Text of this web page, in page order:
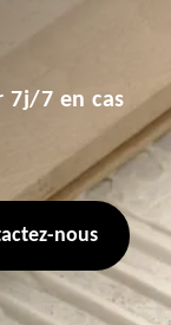
7j/7 en cas
nous